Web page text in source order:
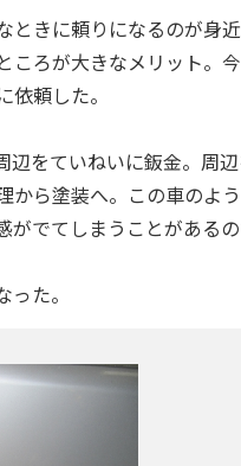
きに頼りになるのが身
ころが大きなメリット。
頼した。
辺をていねいに鈑金。周
から塗装へ。この車のよ
でてしまうことがある
た。